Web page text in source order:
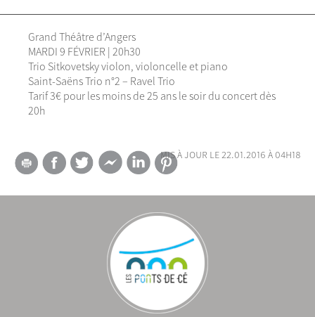
Grand Théâtre d’Angers
MARDI 9 FÉVRIER | 20h30
Trio Sitkovetsky violon, violoncelle et piano
Saint-Saëns Trio n°2 – Ravel Trio
Tarif 3€ pour les moins de 25 ans le soir du concert dès
20h
mis à jour le 22.01.2016 à 04h18